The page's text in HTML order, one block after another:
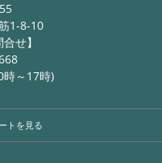
1-8-10
せ】
時～17時)
トを見る